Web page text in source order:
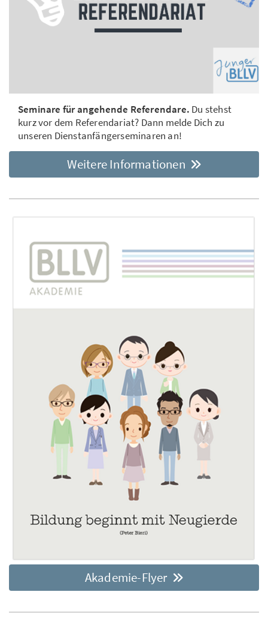
Seminare für angehende Referendare. Du stehst
kurz vor dem Referendariat? Dann melde Dich zu
unseren Dienstanfängerseminaren an!
Weitere Informationen
Akademie-Flyer